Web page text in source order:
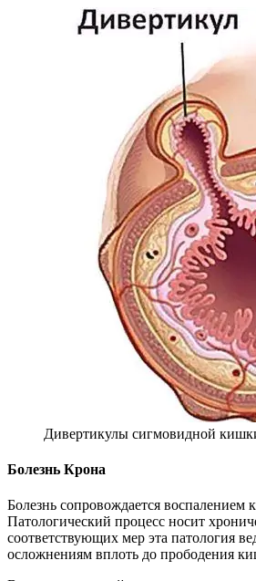
Дивертикулы сигмовидной
Болезнь Крона
Болезнь сопровождается воспалением
Патологический процесс носит
соответствующих мер эта патология
осложнениям вплоть до прободения